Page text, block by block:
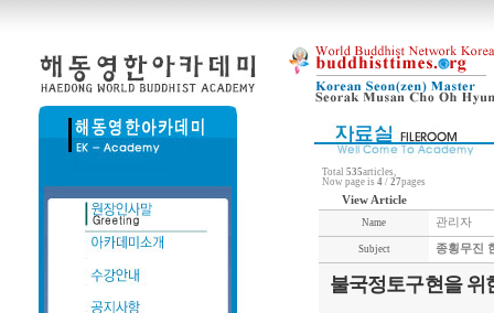
Total 535articles,
Now page is 4 / 27pages
View Article
Name 관리자
Subject 종횡무진
불국정토구현을 위